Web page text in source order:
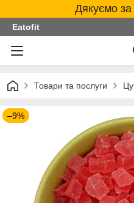
Дякуємо
Eatofit
Товари та послуги
–9%